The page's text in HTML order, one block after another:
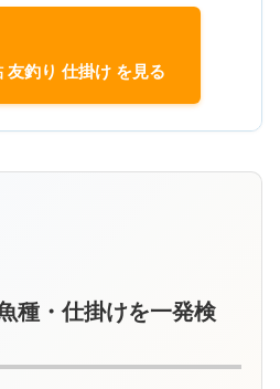
友釣り 仕掛け を見る
種・仕掛けを一発検